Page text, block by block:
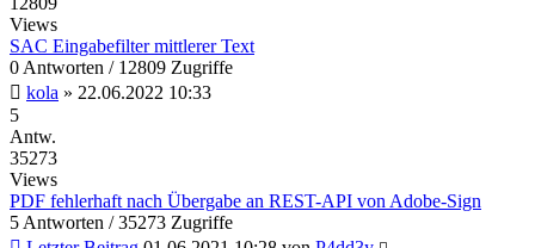
Views
SAC Eingabefilter mittlerer Text
0 Antworten / 12809 Zugriffe
kola » 22.06.2022 10:33
5
Antw.
35273
Views
PDF fehlerhaft nach Übergabe an REST-API von Adobe-Sign
5 Antworten / 35273 Zugriffe